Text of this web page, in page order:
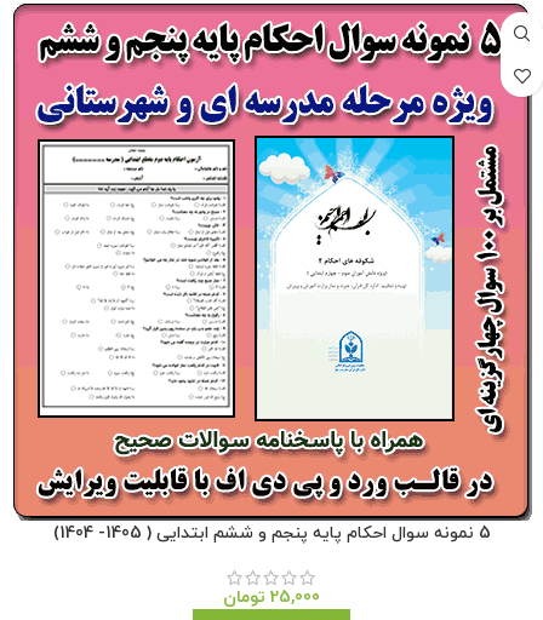
5 نمونه سوال احکام پایه پنجم و ششم ابتدایی ( 1405- 1404)
25,000 تومان